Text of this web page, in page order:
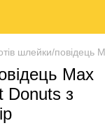
шлейки/
Max
Donuts з